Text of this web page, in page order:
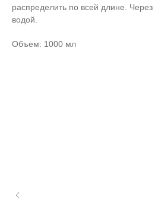
распределить по всей длине.
водой.
Объем: 1000 мл